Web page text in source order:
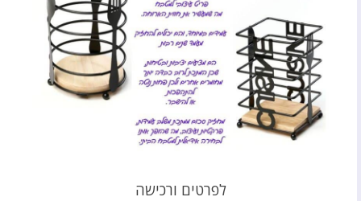
לפרטים ורכישה